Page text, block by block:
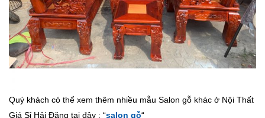
Quý khách có thể xem thêm nhiều mẫu Salon gỗ khác ở Nội Thất
Giá Sỉ Hải Đăng tại đây : “salon gỗ“